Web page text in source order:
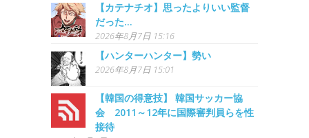
【カテナチオ】思ったよりいい監督
だった…
2026年8月7日 15:16
【ハンターハンター】勢い
2026年8月7日 15:01
【韓国の得意技】 韓国サッカー協
会 2011～12年に国際審判員らを性
接待